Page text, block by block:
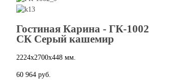
Гостиная Карина - ГК-1002
СК Серый кашемир
2224х2700х448 мм.
60 964 руб.